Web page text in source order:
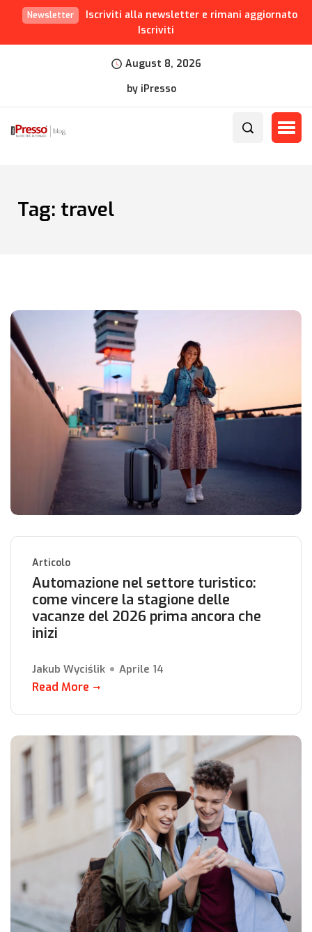
Newsletter
Iscriviti alla newsletter e rimani aggiornato
Iscriviti
August 8, 2026
by iPresso
Tag: travel
Articolo
Automazione nel settore turistico:
come vincere la stagione delle
vacanze del 2026 prima ancora che
inizi
Jakub Wyciślik Aprile 14
Read More